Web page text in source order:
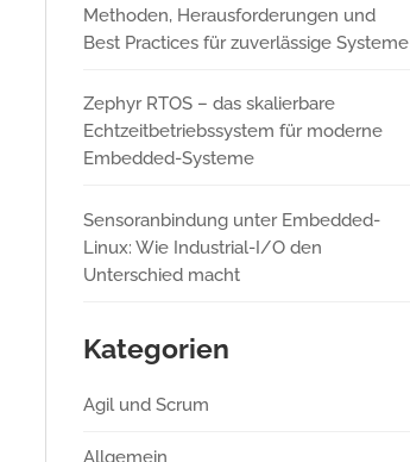
Methoden, Herausforderungen und
Best Practices für zuverlässige Systeme
Zephyr RTOS – das skalierbare
Echtzeitbetriebssystem für moderne
Embedded-Systeme
Sensoranbindung unter Embedded-
Linux: Wie Industrial-I/O den
Unterschied macht
Kategorien
Agil und Scrum
Allgemein